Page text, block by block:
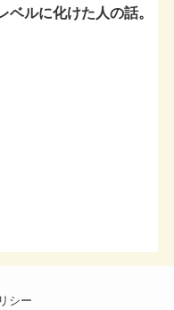
ベルに化けた人の話。
シー